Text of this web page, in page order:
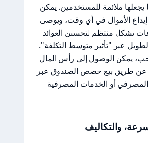
يجعلها ملائمة للمستخدمين. يمكن
الأموال في أي وقت، ويوصى
بشكل منتظم لتحسين العوائد
عبر "تأثير متوسط التكلفة".
يمكن الوصول إلى رأس المال
طريق بيع حصص الصندوق عبر
تطبيق UBS المصرفي أو الخدمات المصرفية
والتكاليف